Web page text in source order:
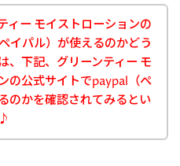
ィー モイストローションの
イパル）が使えるのかどう
、下記、グリーンティー モ
の公式サイトでpaypal（ペ
のかを確認されてみるとい